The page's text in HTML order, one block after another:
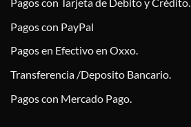
Pagos con PayPal
Pagos en Efectivo en Oxxo.
Transferencia /Deposito Bancario.
Pagos con Mercado Pago.